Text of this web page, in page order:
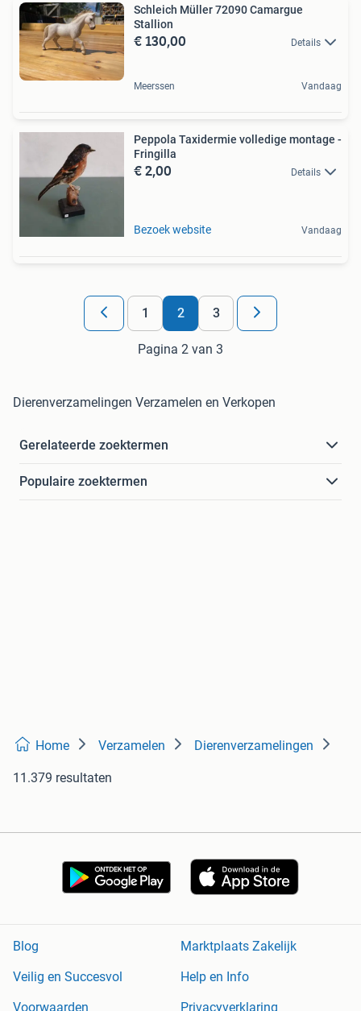
Schleich Müller 72090 Camargue
Stallion
€ 130,00 Details
Meerssen Vandaag
Peppola Taxidermie volledige montage -
Fringilla
€ 2,00 Details
Bezoek website Vandaag
1 2 3
Pagina 2 van 3
Dierenverzamelingen Verzamelen en Verkopen
Gerelateerde zoektermen
Populaire zoektermen
Home Verzamelen Dierenverzamelingen
11.379 resultaten
Blog
Marktplaats Zakelijk
Veilig en Succesvol
Help en Info
Voorwaarden
Privacyverklaring